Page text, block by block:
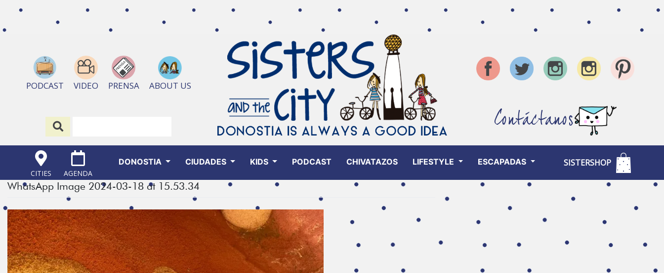
PODCAST VIDEO PRENSA ABOUT US
Contáctanos
CITIES AGENDA
DONOSTIA CIUDADES KIDS PODCAST CHIVATAZOS LIFESTYLE ESCAPADAS SISTERSHOP
WhatsApp Image 2024-03-18 at 15.53.34